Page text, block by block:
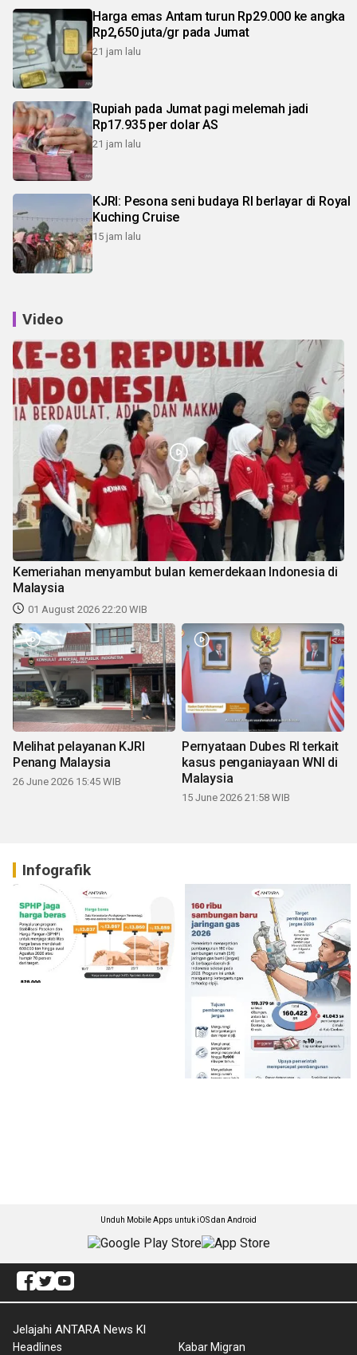
Harga emas Antam turun Rp29.000 ke angka
Rp2,650 juta/gr pada Jumat
21 jam lalu
Rupiah pada Jumat pagi melemah jadi
Rp17.935 per dolar AS
21 jam lalu
KJRI: Pesona seni budaya RI berlayar di Royal
Kuching Cruise
15 jam lalu
Video
Kemeriahan menyambut bulan kemerdekaan Indonesia di
Malaysia
01 August 2026 22:20 WIB
Melihat pelayanan KJRI
Penang Malaysia
26 June 2026 15:45 WIB
Pernyataan Dubes RI terkait
kasus penganiayaan WNI di
Malaysia
15 June 2026 21:58 WIB
Infografik
Unduh Mobile Apps untuk iOS dan Android
Jelajahi ANTARA News Kl
Headlines Kabar Migran